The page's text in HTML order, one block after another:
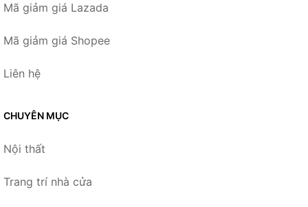
Mã giảm giá Lazada
Mã giảm giá Shopee
Liên hệ
CHUYÊN MỤC
Nội thất
Trang trí nhà cửa